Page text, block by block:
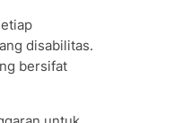
disabilitas.
bersifat